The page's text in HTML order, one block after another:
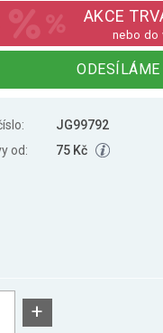
AKCE
nebo do
JG99792
od:
75 Kč
+